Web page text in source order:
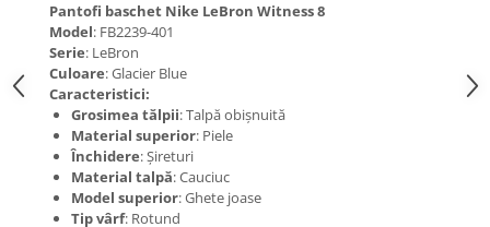
Pantofi baschet Nike LeBron Witness 8
Model: FB2239-401
Serie: LeBron
Culoare: Glacier Blue
Caracteristici:
Grosimea tălpii: Talpă obișnuită
Material superior: Piele
Închidere: Șireturi
Material talpă: Cauciuc
Model superior: Ghete joase
Tip vârf: Rotund